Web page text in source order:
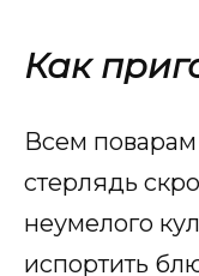
Как
Всем поварам
стерлядь
неумелого
испортить